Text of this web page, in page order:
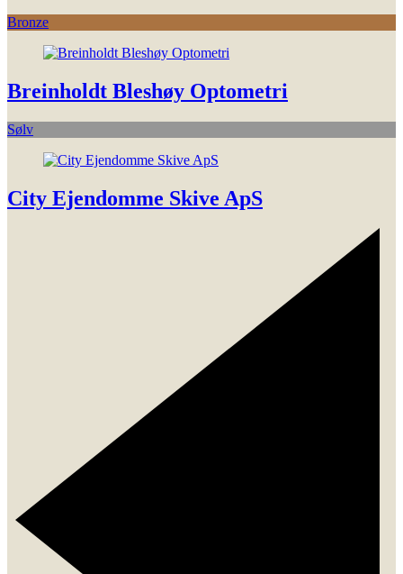
Bronze
Breinholdt Bleshøy Optometri
Sølv
City Ejendomme Skive ApS